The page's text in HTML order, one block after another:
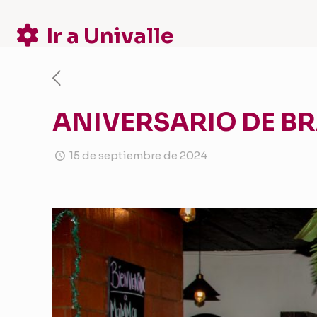
Ir a Univalle
ANIVERSARIO DE
15 de septiembre de 2024